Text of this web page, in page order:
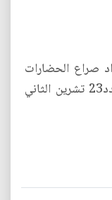
صراع الحضارات
إلى الداخل، مجلة سياسات عربية ، العدد23 تشرين الثاني